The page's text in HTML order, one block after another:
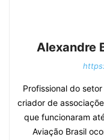
Alexandre
Profissional do
criador de
que funcionaram
Aviação Brasil